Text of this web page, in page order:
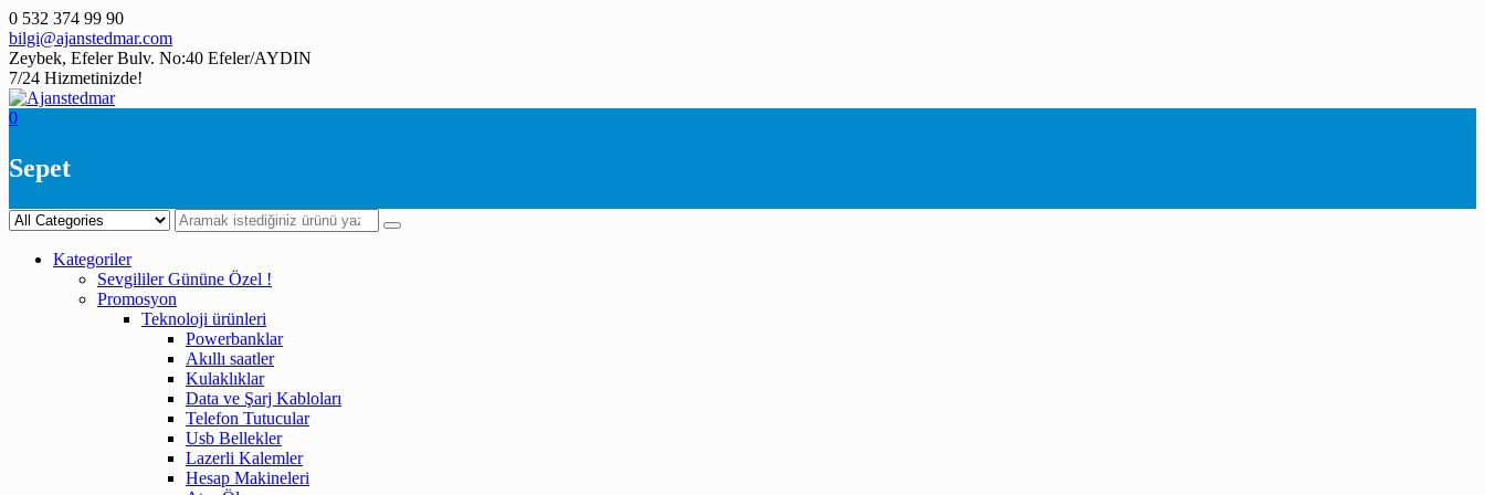
Skip
to
content
0 532 374 99 90
bilgi@ajanstedmar.com
Zeybek, Efeler Bulv. No:40 Efeler/AYDIN
7/24 Hizmetinizde!
0
Sepet
Kategoriler
Sevgililer Gününe Özel !
Promosyon
Teknoloji ürünleri
Powerbanklar
Akıllı saatler
Kulaklıklar
Data ve Şarj Kabloları
Telefon Tutucular
Usb Bellekler
Lazerli Kalemler
Hesap Makineleri